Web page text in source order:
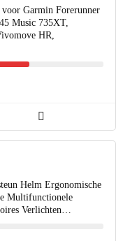
Garmin Forerunner
Music 735XT,
HR,
Helm Ergonomische
Multifunctionele
Verlichten…